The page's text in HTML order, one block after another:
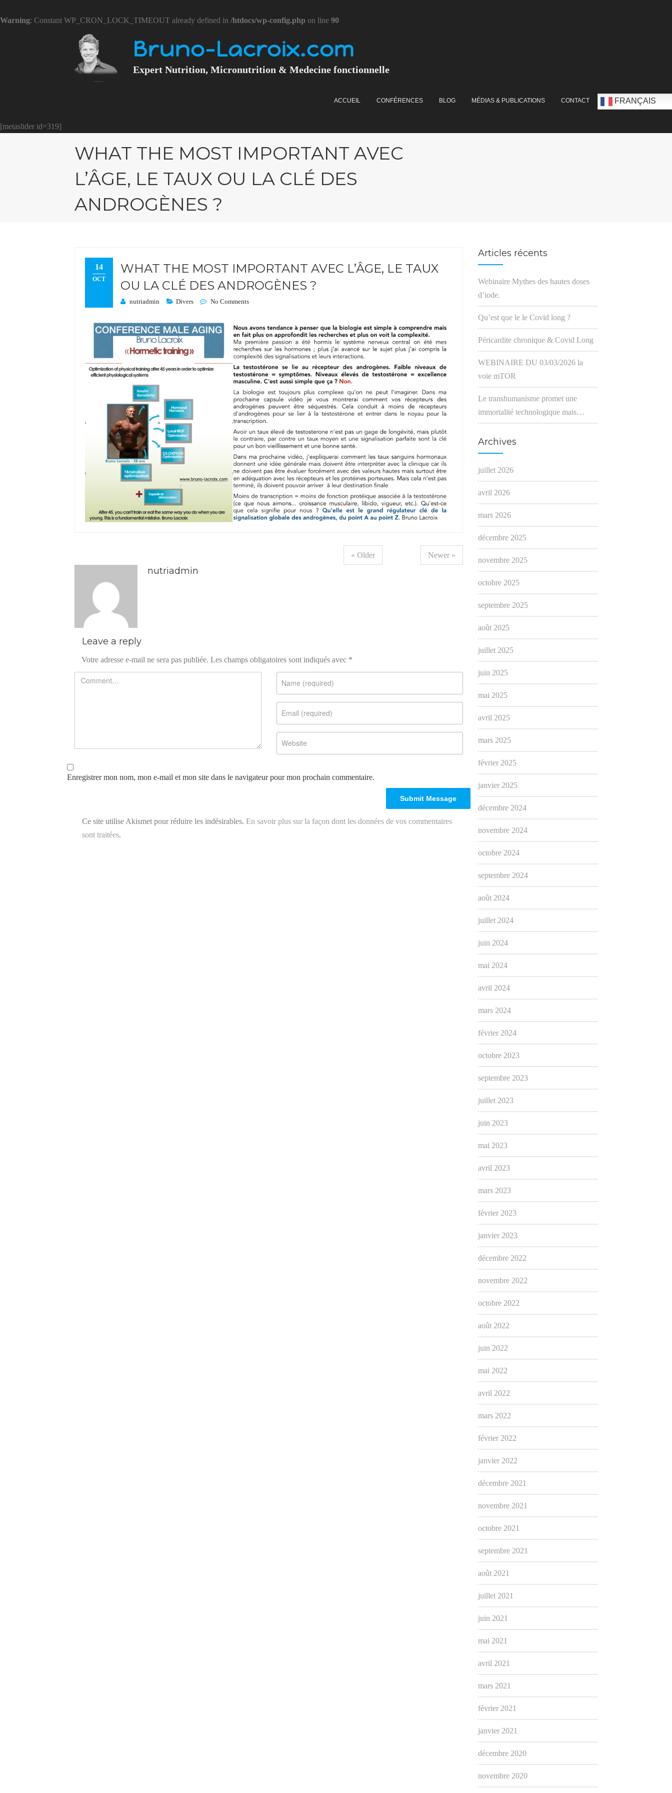
Warning: Constant WP_CRON_LOCK_TIMEOUT already defined in /htdocs/wp-config.php on line 90
Bruno-Lacroix.com
Expert Nutrition, Micronutrition & Medecine fonctionnelle
ACCUEIL CONFÉRENCES BLOG MÉDIAS & PUBLICATIONS CONTACT FRANÇAIS
[metaslider id=319]
WHAT THE MOST IMPORTANT AVEC
L’ÂGE, LE TAUX OU LA CLÉ DES
ANDROGÈNES ?
14
OCT
WHAT THE MOST IMPORTANT AVEC L’ÂGE, LE TAUX
OU LA CLÉ DES ANDROGÈNES ?
nutriadmin Divers No Comments
« Older Newer »
nutriadmin
Leave a reply
Votre adresse e-mail ne sera pas publiée. Les champs obligatoires sont indiqués avec *
Enregistrer mon nom, mon e-mail et mon site dans le navigateur pour mon prochain commentaire.
Ce site utilise Akismet pour réduire les indésirables.En savoir plus sur la façon dont les données de vos commentaires
sont traitées.
Articles récents
Webinaire Mythes des hautes doses
d’iode.
Qu’est que le le Covid long ?
Péricardite chronique & Covid Long
WEBINAIRE DU 03/03/2026 la
voie mTOR
Le transhumanisme promet une
immortalité technologique mais…
Archives
juillet 2026
avril 2026
mars 2026
décembre 2025
novembre 2025
octobre 2025
septembre 2025
août 2025
juillet 2025
juin 2025
mai 2025
avril 2025
mars 2025
février 2025
janvier 2025
décembre 2024
novembre 2024
octobre 2024
septembre 2024
août 2024
juillet 2024
juin 2024
mai 2024
avril 2024
mars 2024
février 2024
octobre 2023
septembre 2023
juillet 2023
juin 2023
mai 2023
avril 2023
mars 2023
février 2023
janvier 2023
décembre 2022
novembre 2022
octobre 2022
août 2022
juin 2022
mai 2022
avril 2022
mars 2022
février 2022
janvier 2022
décembre 2021
novembre 2021
octobre 2021
septembre 2021
août 2021
juillet 2021
juin 2021
mai 2021
avril 2021
mars 2021
février 2021
janvier 2021
décembre 2020
novembre 2020